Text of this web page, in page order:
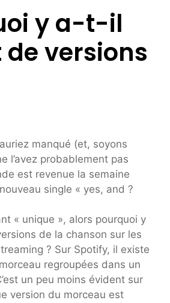
y a-t-il
versions
manqué (et, soyons
l’avez probablement pas
est revenue la semaine
single « yes, and ?
« unique », alors pourquoi y
de la chanson sur les
? Sur Spotify, il existe
regroupées dans un
un peu moins évident sur
version du morceau est